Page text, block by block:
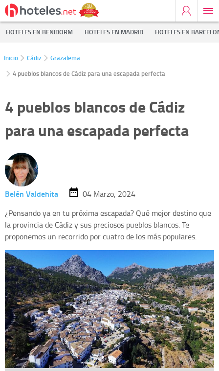
HOTELES EN BENIDORM HOTELES EN MADRID HOTELES EN
Inicio Cádiz
Grazalema
4 pueblos blancos de Cádiz para una escapada perfecta
4 pueblos blancos de Cádiz
para una escapada perfecta
Belén Valdehita
04 Marzo, 2024
¿Pensando ya en tu próxima escapada? Qué mejor destino que
la provincia de Cádiz y sus preciosos pueblos blancos. Te
proponemos un recorrido por cuatro de los más populares.